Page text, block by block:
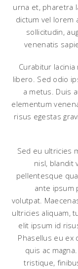
urna et, pharetra
dictum vel lorem
sollicitudin,
venenatis
Curabitur
libero. Sed odio
a metus. Duis
elementum
risus egestas
Sed eu ultricies
nisl, blandit
pellentesque
ante ipsum
volutpat.
ultricies aliquam,
elit ipsum id
Phasellus eu ex
quis ac
tristique,